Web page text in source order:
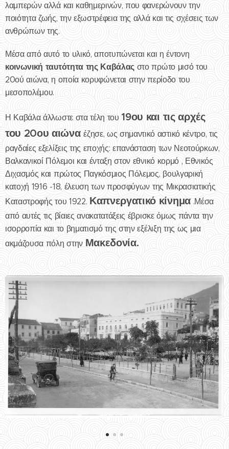
λαμπερών αλλά και καθημερινών, που φανερώνουν την
ποιότητα ζωής, την εξωστρέφεια της αλλά και τις σχέσεις των
ανθρώπων της.
Μέσα από αυτό το υλικό, αποτυπώνεται και η έντονη
κοινωνική ταυτότητα της Καβάλας στο πρώτο μισό του
20ού αιώνα, η οποία κορυφώνεται στην περίοδο του
μεσοπολέμου.
Η Καβάλα άλλωστε στα τέλη του19ου και τις αρχές
του 20ου αιώναέζησε, ως σημαντικό αστικό κέντρο, τις
ραγδαίες εξελίξεις της εποχής: επανάσταση των Νεοτούρκων,
Βαλκανικοί Πόλεμοι και ένταξη στον εθνικό κορμό , Εθνικός
Διχασμός και πρώτος Παγκόσμιος Πόλεμος, βουλγαρική
κατοχή 1916 -18, έλευση των προσφύγων της Μικρασιατικής
Καταστροφής του 1922. Καπνεργατικό κίνημα.Μέσα
από αυτές τις βίαιες ανακατατάξεις έβρισκε όμως πάντα την
ισορροπία και το βηματισμό της στην εξέλιξη της ως μια
ακμάζουσα πόλη στην Μακεδονία.